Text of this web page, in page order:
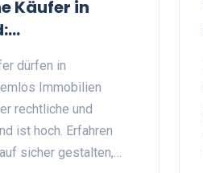
Käufer in
dürfen in
Immobilien
rechtliche und
ist hoch. Erfahren
sicher gestalten,